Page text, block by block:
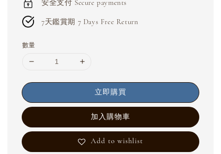
安全支付 Secure payments
7天鑑賞期 7 Days Free Return
數量
立即購買
加入購物車
Add to wishlist